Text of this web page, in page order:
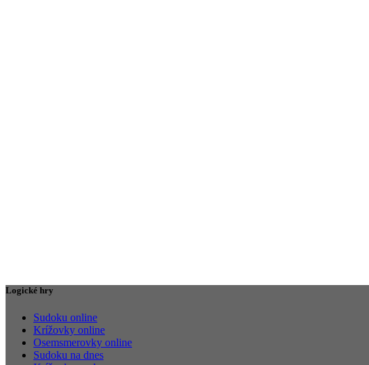
Logické hry
Sudoku online
Krížovky online
Osemsmerovky online
Sudoku na dnes